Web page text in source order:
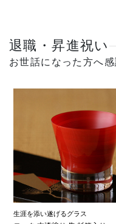
退職・昇進祝い
お世話になった方へ
生涯を添い遂げるグラス